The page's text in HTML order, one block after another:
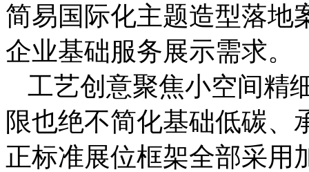
简易国际化主题造型落地
企业基础服务展示需求。
工艺创意聚焦小空间精
限也绝不简化基础低碳、
正标准展位框架全部采用